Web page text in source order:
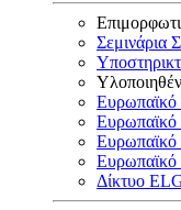
Σεμινάρια
Δίκτυο